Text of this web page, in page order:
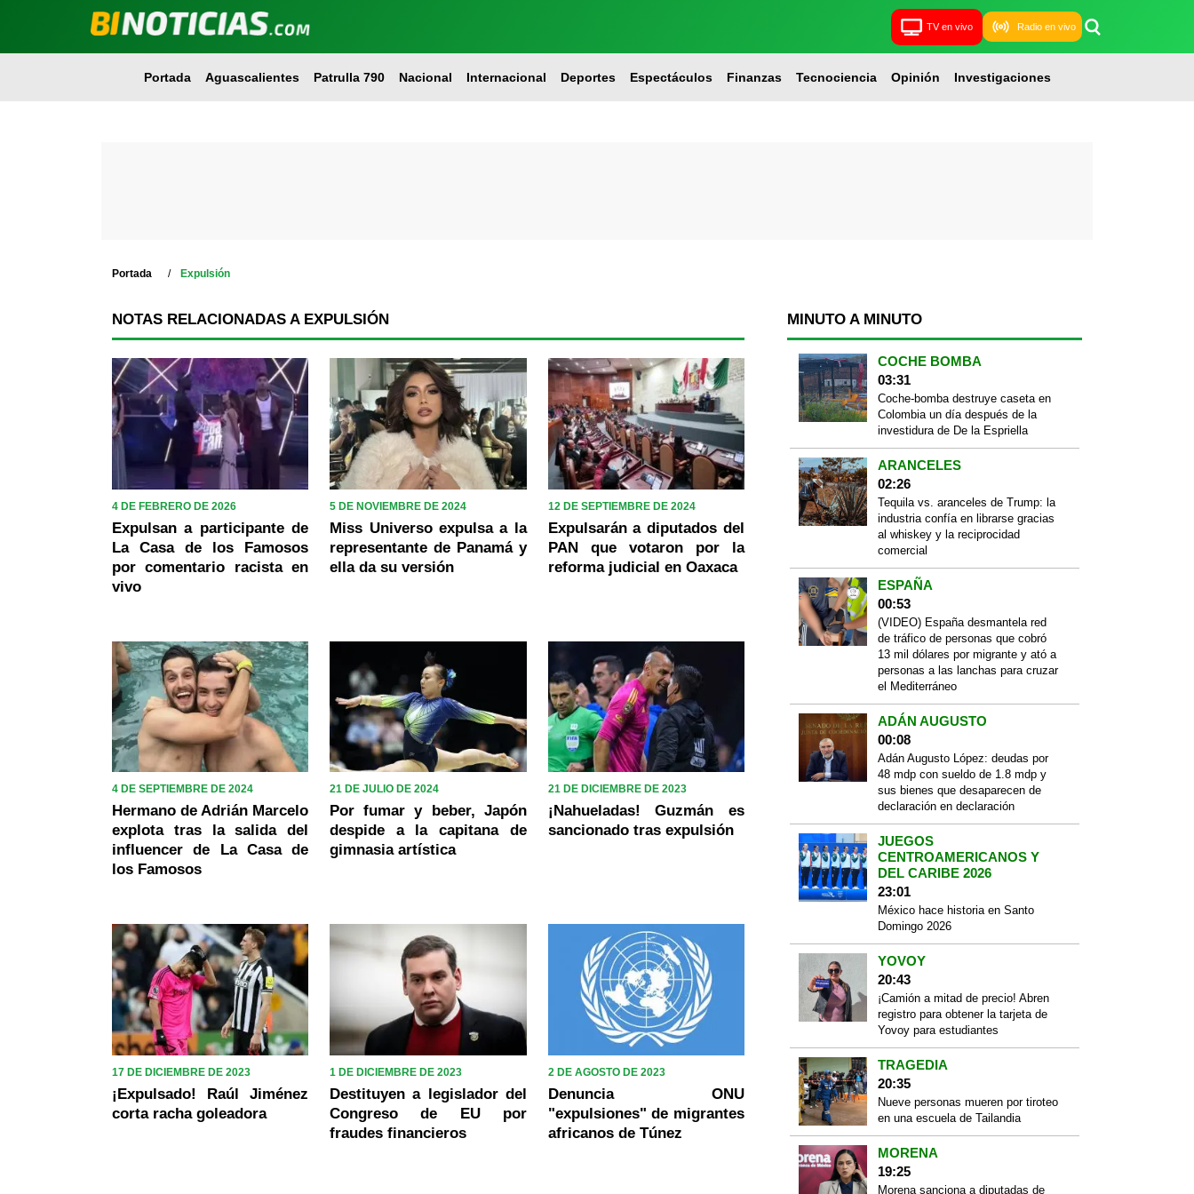
TV en vivo Radio en vivo
Portada Aguascalientes Patrulla 790 Nacional Internacional Deportes Espectáculos Finanzas Tecnociencia Opinión Investigaciones
Portada Expulsión
NOTAS RELACIONADAS A EXPULSIÓN
4 DE FEBRERO DE 2026
Expulsan a participante de
La Casa de los Famosos
por comentario racista en
vivo
5 DE NOVIEMBRE DE 2024
Miss Universo expulsa a la
representante de Panamá y
ella da su versión
12 DE SEPTIEMBRE DE 2024
Expulsarán a diputados del
PAN que votaron por la
reforma judicial en Oaxaca
4 DE SEPTIEMBRE DE 2024
Hermano de Adrián Marcelo
explota tras la salida del
influencer de La Casa de
los Famosos
21 DE JULIO DE 2024
Por fumar y beber, Japón
despide a la capitana de
gimnasia artística
21 DE DICIEMBRE DE 2023
¡Nahueladas! Guzmán es
sancionado tras expulsión
17 DE DICIEMBRE DE 2023
¡Expulsado! Raúl Jiménez
corta racha goleadora
1 DE DICIEMBRE DE 2023
Destituyen a legislador del
Congreso de EU por
fraudes financieros
2 DE AGOSTO DE 2023
Denuncia ONU
"expulsiones" de migrantes
africanos de Túnez
MINUTO A MINUTO
COCHE BOMBA
03:31
Coche-bomba destruye caseta en
Colombia un día después de la
investidura de De la Espriella
ARANCELES
02:26
Tequila vs. aranceles de Trump: la
industria confía en librarse gracias
al whiskey y la reciprocidad
comercial
ESPAÑA
00:53
(VIDEO) España desmantela red
de tráfico de personas que cobró
13 mil dólares por migrante y ató a
personas a las lanchas para cruzar
el Mediterráneo
ADÁN AUGUSTO
00:08
Adán Augusto López: deudas por
48 mdp con sueldo de 1.8 mdp y
sus bienes que desaparecen de
declaración en declaración
JUEGOS
CENTROAMERICANOS Y
DEL CARIBE 2026
23:01
México hace historia en Santo
Domingo 2026
YOVOY
20:43
¡Camión a mitad de precio! Abren
registro para obtener la tarjeta de
Yovoy para estudiantes
TRAGEDIA
20:35
Nueve personas mueren por tiroteo
en una escuela de Tailandia
MORENA
19:25
Morena sanciona a diputadas de